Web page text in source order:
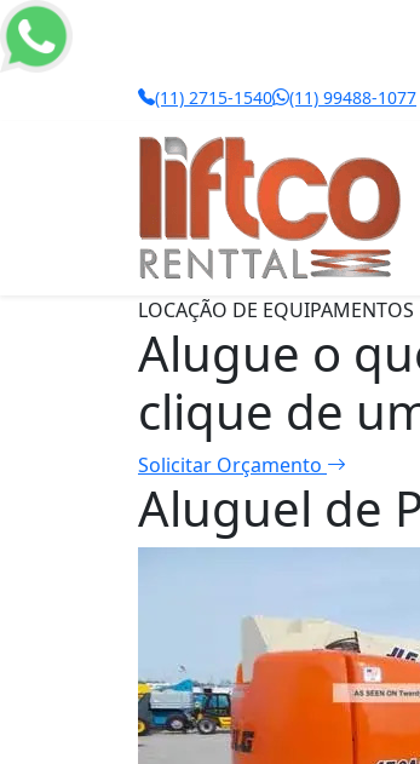
(11) 2715-1540 (11) 99488-1077
LOCAÇÃO DE EQUIPAMENTOS
Alugue o
clique de
Solicitar Orçamento
Aluguel de